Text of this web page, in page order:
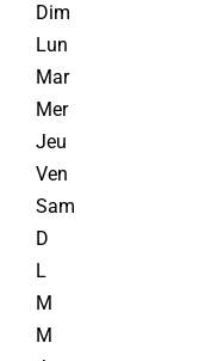
INFORMATIONS
NOUS JOINDRE
Dim
Lun
Mar
Mer
Jeu
Ven
Sam
D
L
M
M